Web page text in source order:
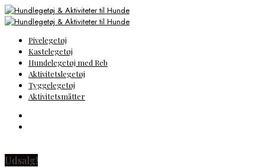
Pivelegetøj
Kastelegetøj
Hundelegetøj med Reb
Aktivitetslegetøj
Tyggelegetøj
Aktivitetsmåtter
Udsalg!